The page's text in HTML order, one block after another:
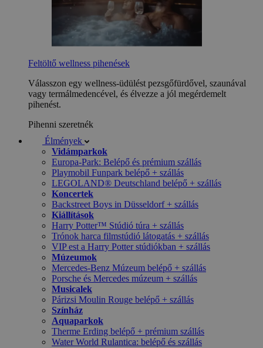
Feltöltő wellness pihenések
Válasszon egy wellness-üdülést pezsgőfürdővel, szaunával
vagy termálmedencével, és élvezze a jól megérdemelt
pihenést.
Pihenni szeretnék
Élmények
Vidámparkok
Europa-Park: Belépő és prémium szállás
Playmobil Funpark belépő + szállás
LEGOLAND® Deutschland belépő + szállás
Koncertek
Backstreet Boys in Düsseldorf + szállás
Kiállítások
Harry Potter™ Stúdió túra + szállás
Trónok harca filmstúdió látogatás + szállás
VIP est a Harry Potter stúdiókban + szállás
Múzeumok
Mercedes-Benz Múzeum belépő + szállás
Porsche és Mercedes múzeum + szállás
Musicalek
Párizsi Moulin Rouge belépő + szállás
Színház
Aquaparkok
Therme Erding belépő + prémium szállás
Water World Rulantica: belépő és szállás